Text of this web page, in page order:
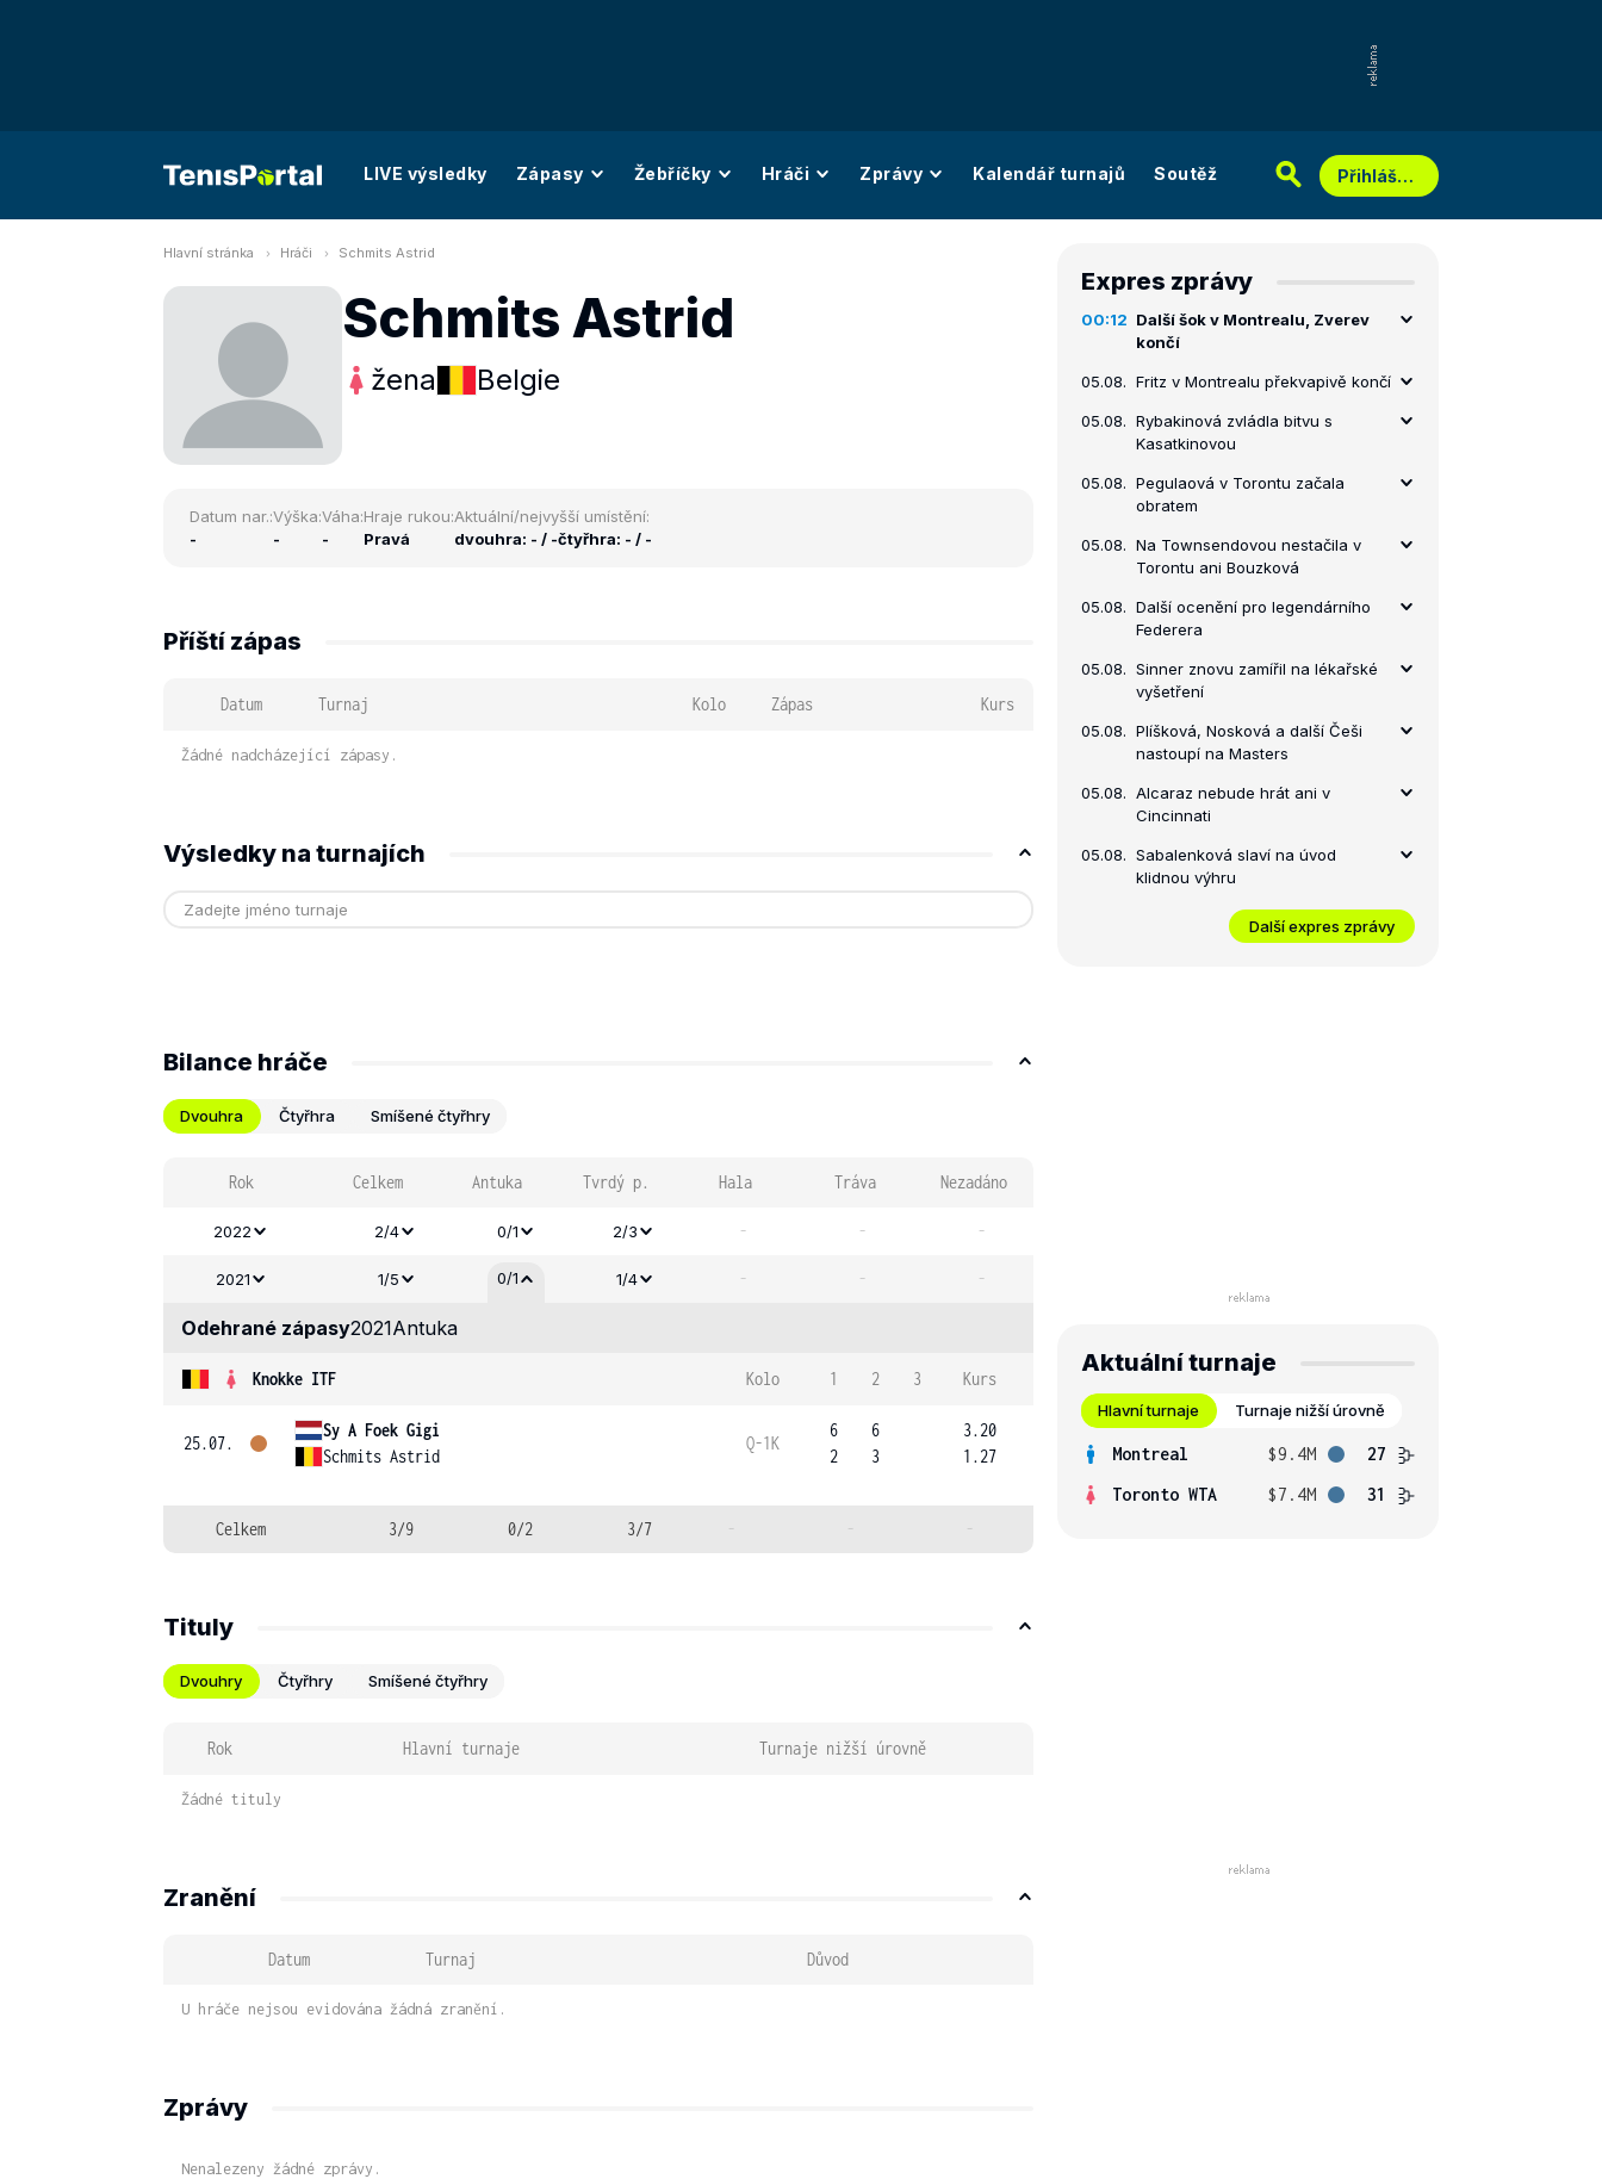
LIVE výsledky Zápasy Žebříčky Hráči Zprávy Kalendář turnajů Soutěž Přihlášení
Hlavní stránka Hráči Schmits Astrid
Schmits Astrid
žena Belgie
Datum nar.:
-
Výška:
-
Váha:
-
Hraje rukou:
Pravá
Aktuální/nejvyšší umístění:
dvouhra: - / -čtyřhra: - / -
Příští zápas
Datum Turnaj Kolo Zápas Kurs
Žádné nadcházející zápasy.
Výsledky na turnajích
Bilance hráče
Dvouhra Čtyřhra Smíšené čtyřhry
Rok Celkem Antuka Tvrdý p. Hala Tráva Nezadáno
2022 2/4 0/1 2/3 - - -
2021 1/5 0/1 1/4 - - -
Odehrané zápasy2021Antuka
Knokke ITF Kolo 1 2 3 Kurs
25.07.
Sy A Foek Gigi
Schmits Astrid
Q-1K
6
2
6
3
3.20
1.27
Celkem 3/9 0/2 3/7 - - -
Tituly
Dvouhry Čtyřhry Smíšené čtyřhry
Rok Hlavní turnaje Turnaje nižší úrovně
Žádné tituly
Zranění
Datum Turnaj Důvod
U hráče nejsou evidována žádná zranění.
Zprávy
Nenalezeny žádné zprávy.
Expres zprávy
00:12 Další šok v Montrealu, Zverev
končí
05.08. Fritz v Montrealu překvapivě končí
05.08. Rybakinová zvládla bitvu s
Kasatkinovou
05.08. Pegulaová v Torontu začala
obratem
05.08. Na Townsendovou nestačila v
Torontu ani Bouzková
05.08. Další ocenění pro legendárního
Federera
05.08. Sinner znovu zamířil na lékařské
vyšetření
05.08. Plíšková, Nosková a další Češi
nastoupí na Masters
05.08. Alcaraz nebude hrát ani v
Cincinnati
05.08. Sabalenková slaví na úvod
klidnou výhru
Další expres zprávy
Aktuální turnaje
Hlavní turnaje Turnaje nižší úrovně
Montreal $9.4M
27
Toronto WTA
$7.4M 31